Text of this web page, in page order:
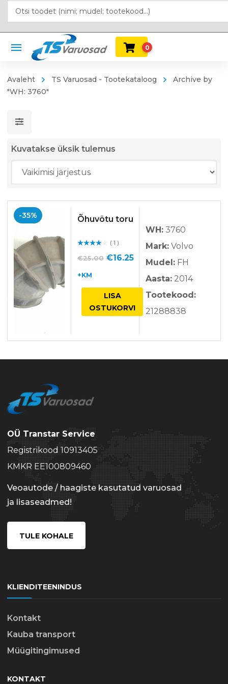
0
Avaleht TS Varuosad - Tootekataloog
Archive by
"WH: 3760"
Kuvatakse üksik tulemus
-35% Õhuvõtu toru
guga / 5
( 1 )
€25.00 Algne
oli:
€25.00.
€16.25Praegune
hind
on:
€16.25.
+KM
LISA
OSTUKORVI
WH: 3760
Mark: Volvo
Mudel: FH
Aasta: 2014
Tootekood:
21288838
OÜ Transtar Service
Registrikood 10913405
KMKR EE100809460
Veoautode / haagiste kasutatud varuosad
ja lisaseadmed!
TULE KOHALE
KLIENDITEENINDUS
Kontakt
Kauba transport
Müügitingimused
KONTAKT